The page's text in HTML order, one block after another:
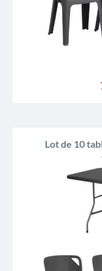
Lot de 10